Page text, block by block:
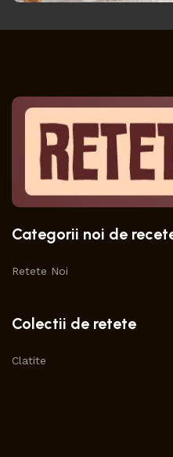
Categorii noi de
Retete Noi
Colectii de retete
Clatite